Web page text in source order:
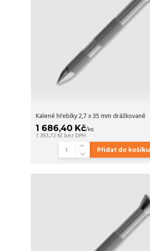
Kalené hřebíky 2,7 x 35 mm drážkované
1 686,40 Kč/ks
1 393,72 Kč bez DPH
Přidat do košíku